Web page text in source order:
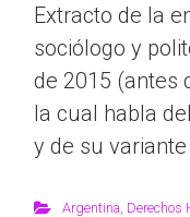
Extracto de la
sociólogo y
de 2015 (antes
la cual habla
y de su
Argentina Derechos